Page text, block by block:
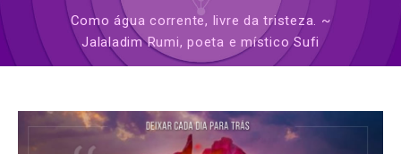
Inspiração
Awake
Como água corrente, livre da tristeza. ~
Jalaladim Rumi, poeta e místico Sufi